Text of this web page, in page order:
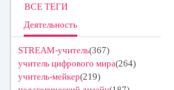
ВСЕ ТЕГИ
Деятельность
STREAM-учитель(367)
учитель цифрового мира(264)
учитель-мейкер(219)